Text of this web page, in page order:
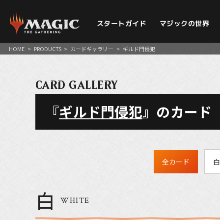
スタートガイド マジックの世界
HOME > PRODUCTS > カードギャラリー > ギルド門侵犯
CARD GALLERY
『ギルド門侵犯』のカード
全カード 白
白 WHITE